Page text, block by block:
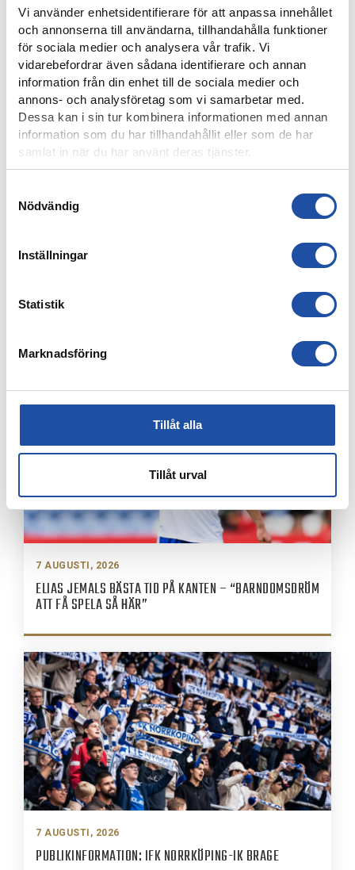
Vi använder enhetsidentifierare för att anpassa innehållet
och annonserna till användarna, tillhandahålla funktioner
för sociala medier och analysera vår trafik. Vi
vidarebefordrar även sådana identifierare och annan
information från din enhet till de sociala medier och
annons- och analysföretag som vi samarbetar med.
Dessa kan i sin tur kombinera informationen med annan
information som du har tillhandahållit eller som de har
samlat in när du har använt deras tjänster.
Nödvändig
Inställningar
Statistik
Marknadsföring
Tillåt alla
Tillåt urval
8 AUGUSTI, 2026
NOELS STORA SHOW I 3-0-SEGERN – “OTROLIG KÄNSLA
MED VÅRA FANS”
7 AUGUSTI, 2026
ELIAS JEMALS BÄSTA TID PÅ KANTEN – “BARNDOMSDRÖM
ATT FÅ SPELA SÅ HÄR”
7 AUGUSTI, 2026
PUBLIKINFORMATION: IFK NORRKÖPING-IK BRAGE